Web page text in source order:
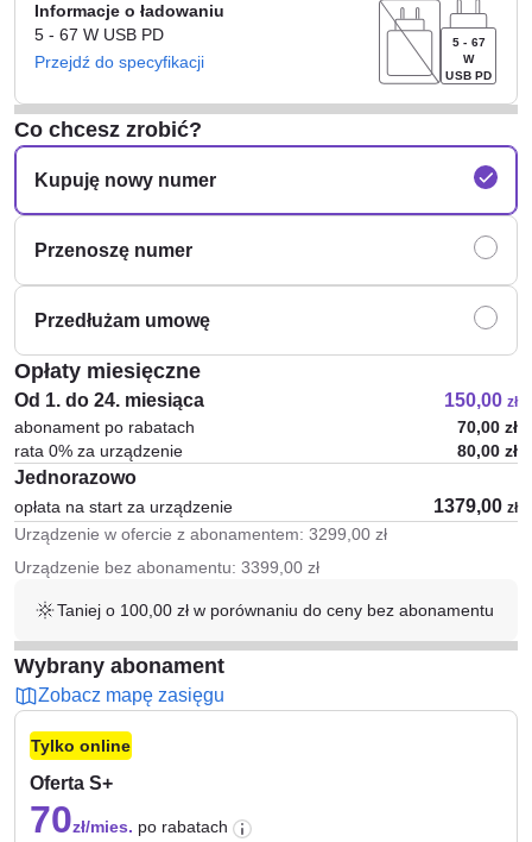
Informacje o ładowaniu
5 - 67 W USB PD
Przejdź do specyfikacji
5 - 67
W
USB PD
Co chcesz zrobić?
Kupuję nowy numer
Przenoszę numer
Przedłużam umowę
Opłaty miesięczne
Od 1. do 24. miesiąca 150,00 zł
abonament po rabatach 70,00 zł
rata 0% za urządzenie
80,00 zł
Jednorazowo
opłata na start za urządzenie 1379,00 zł
Urządzenie w ofercie z abonamentem: 3299,00 zł
Urządzenie bez abonamentu: 3399,00 zł
Taniej o 100,00 zł w porównaniu do ceny bez abonamentu
Wybrany abonament
Zobacz mapę zasięgu
Tylko online
Oferta S+
70zł/mies. po rabatach